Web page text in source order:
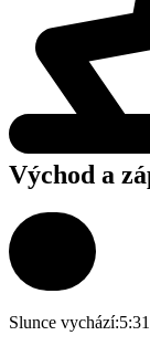
Východ a
Slunce vychází:5:31